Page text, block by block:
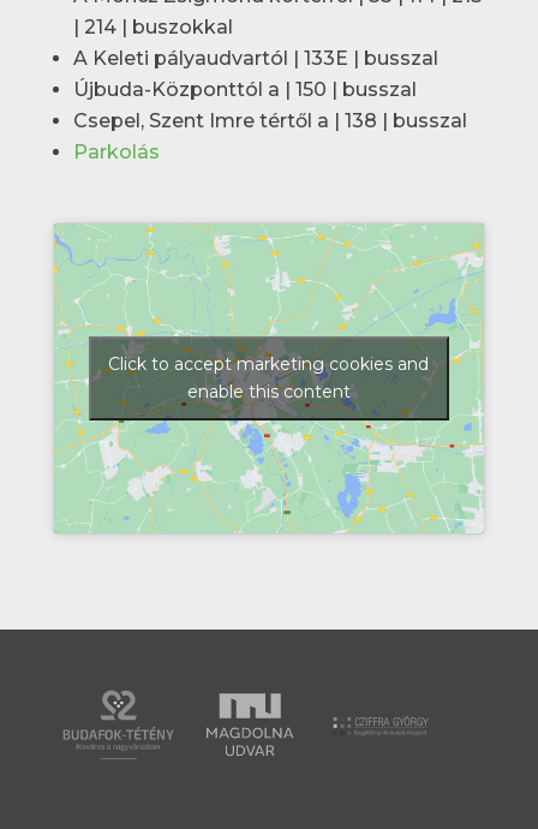
| 214 | buszokkal
A Keleti pályaudvartól | 133E | busszal
Újbuda-Központtól a | 150 | busszal
Csepel, Szent Imre tértől a | 138 | busszal
Parkolás
Click to accept marketing cookies and
enable this content